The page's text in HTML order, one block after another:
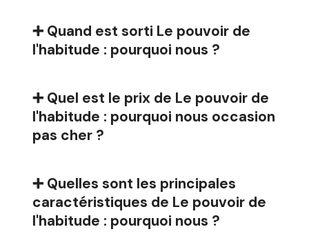
➕ Quand est sorti Le pouvoir de
l'habitude : pourquoi nous ?
➕ Quel est le prix de Le pouvoir de
l'habitude : pourquoi nous occasion
pas cher ?
➕ Quelles sont les principales
caractéristiques de Le pouvoir de
l'habitude : pourquoi nous ?